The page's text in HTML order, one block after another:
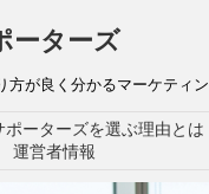
ーターズ
方が良く分かるマーケテ
ポーターズを選ぶ理由とは
運営者情報